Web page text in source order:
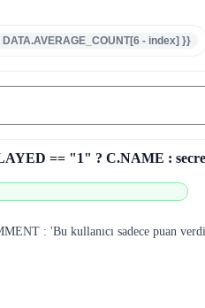
- index] }}
== "1" ? C.NAME :
: 'Bu kullanıcı sadece puan